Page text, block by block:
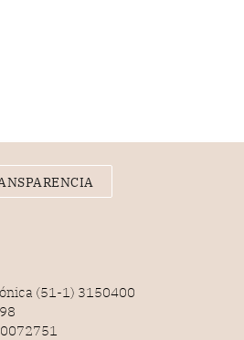
(51-1) 3150400